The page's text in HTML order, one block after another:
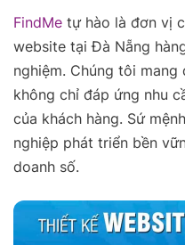
FindMe tự hào là đơn vị
website tại Đà Nẵng
nghiệm. Chúng tôi
không chỉ đáp ứng nhu
của khách hàng. Sứ
nghiệp phát triển bền
doanh số.